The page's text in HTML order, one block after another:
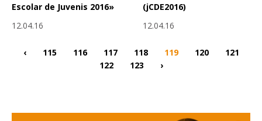
Escolar de Juvenis 2016»
12.04.16
(jCDE2016)
12.04.16
‹ 115 116 117 118 119 120
121
122
123 ›